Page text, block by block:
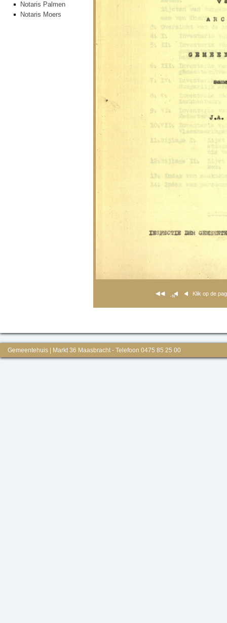
Notaris Palmen
Notaris Moers
Klik op de
Gemeentehuis | Markt 36 Maasbracht - Telefoon 0475 85 25 00